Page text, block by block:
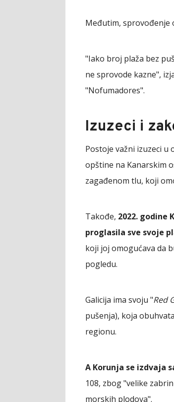
Međutim, sprovođenje
"Iako broj plaža bez
ne sprovode kazne",
"Nofumadores".
Izuzeci i
Postoje važni izuzeci
opštine na Kanarskim
zagađenom tlu, koji
Takođe, 2022. godine
proglasila sve svoje
koji joj omogućava da
pogledu.
Galicija ima svoju "Red
pušenja), koja
regionu.
A Korunja se izdvaja
108, zbog "velike
morskih plodova".